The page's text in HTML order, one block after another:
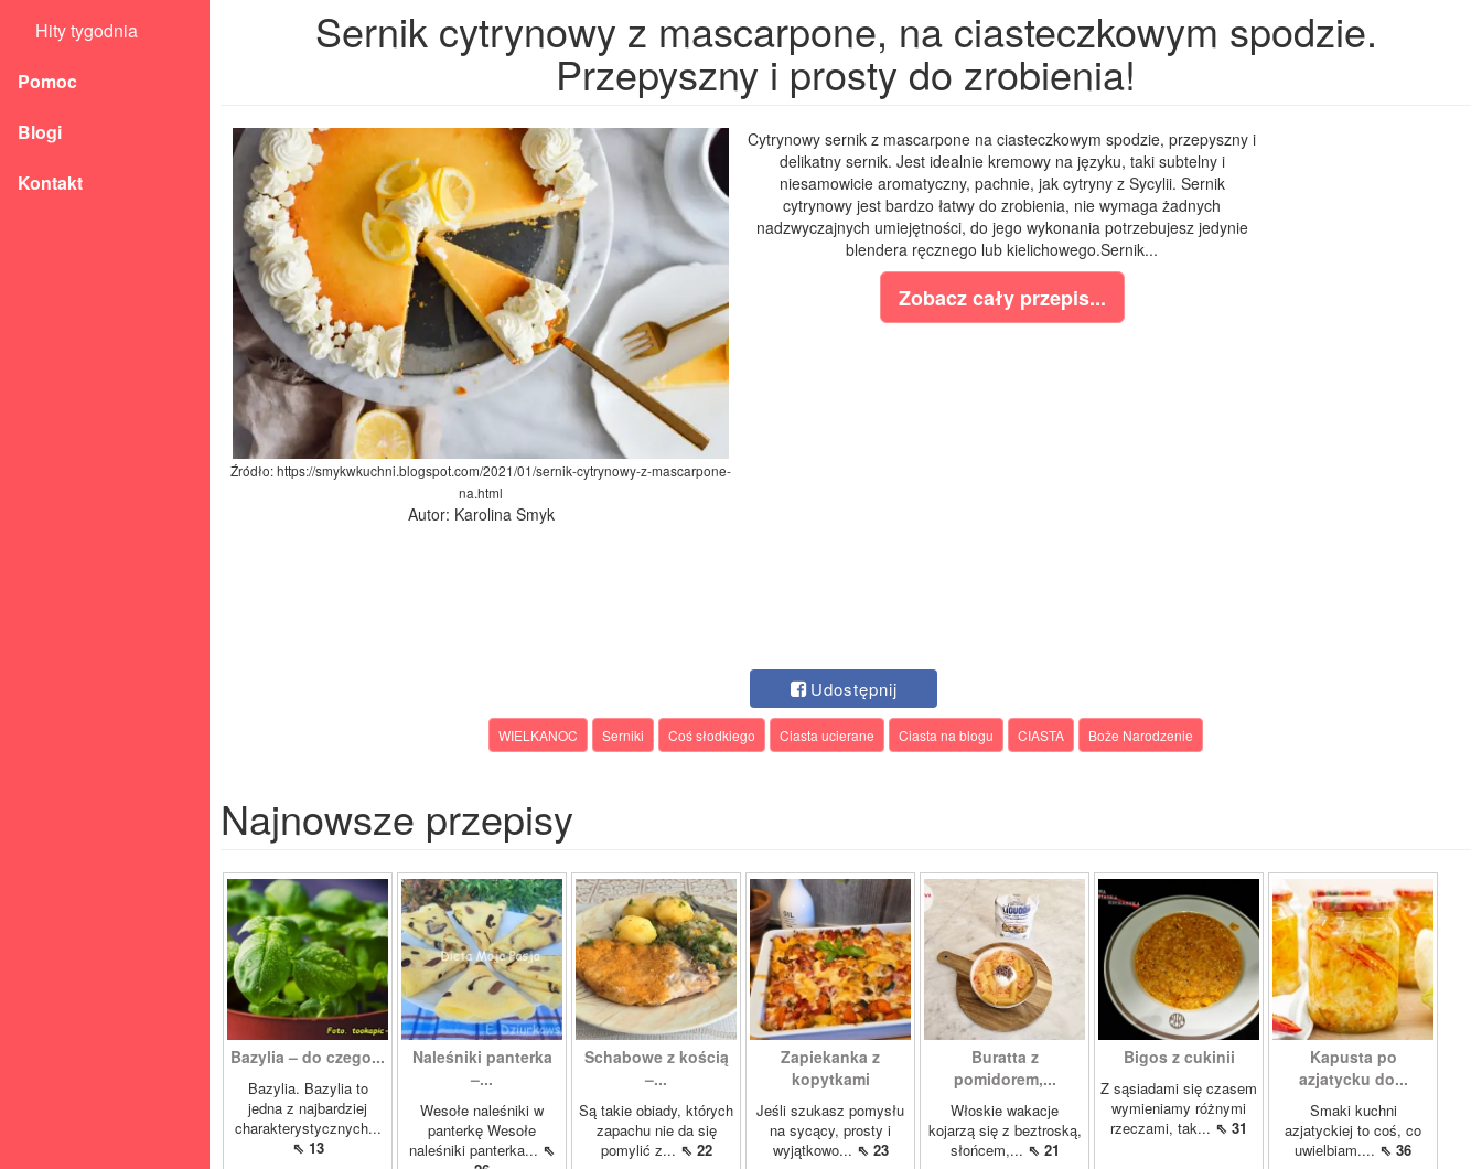
Hity tygodnia
Pomoc
Blogi
Kontakt
Sernik cytrynowy z mascarpone, na ciasteczkowym spodzie.
Przepyszny i prosty do zrobienia!
Źródło: https://smykwkuchni.blogspot.com/2021/01/sernik-cytrynowy-z-mascarpone-
na.html
Autor: Karolina Smyk
Cytrynowy sernik z mascarpone na ciasteczkowym spodzie, przepyszny i
delikatny sernik. Jest idealnie kremowy na języku, taki subtelny i
niesamowicie aromatyczny, pachnie, jak cytryny z Sycylii. Sernik
cytrynowy jest bardzo łatwy do zrobienia, nie wymaga żadnych
nadzwyczajnych umiejętności, do jego wykonania potrzebujesz jedynie
blendera ręcznego lub kielichowego.Sernik...
Zobacz cały przepis...
Udostępnij
WIELKANOC Serniki Coś słodkiego Ciasta ucierane Ciasta na blogu CIASTA Boże Narodzenie
Najnowsze przepisy
Bazylia – do czego...
Bazylia. Bazylia to
jedna z najbardziej
charakterystycznych...
⇖ 13
Naleśniki panterka
–...
Wesołe naleśniki w
panterkę Wesołe
naleśniki panterka... ⇖
Schabowe z kością
–...
Są takie obiady, których
zapachu nie da się
pomylić z... ⇖ 22
Zapiekanka z
kopytkami
Jeśli szukasz pomysłu
na sycący, prosty i
wyjątkowo... ⇖ 23
Buratta z
pomidorem,...
Włoskie wakacje
kojarzą się z beztroską,
słońcem,... ⇖ 21
Bigos z cukinii
Z sąsiadami się czasem
wymieniamy różnymi
rzeczami, tak... ⇖ 31
Kapusta po
azjatycku do...
Smaki kuchni
azjatyckiej to coś, co
uwielbiam.... ⇖ 36